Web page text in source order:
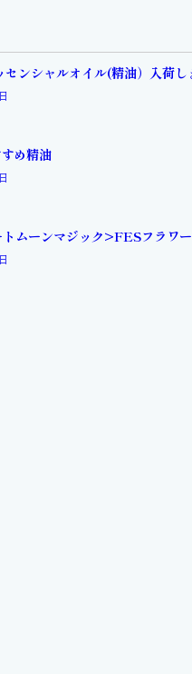
センシャルオイル(精油）入荷
め精油
ムーンマジック>FESフラワ